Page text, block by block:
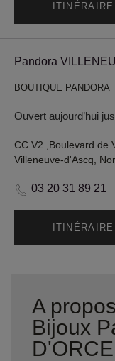
ITINÉRAIRE
Pandora
BOUTIQUE PANDORA
Ouvert aujourd’hui
CC V2 ,Boulevard de
Villeneuve-d'Ascq,
03 20 31 89 21
ITINÉRAIRE
A
Bijoux